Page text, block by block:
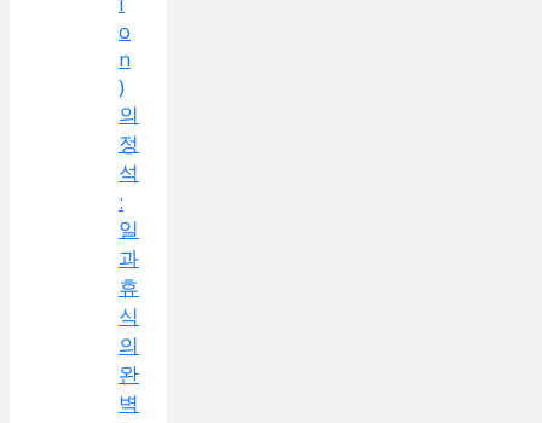
o
n
)
의
정
석
:
일
과
휴
식
의
완
벽